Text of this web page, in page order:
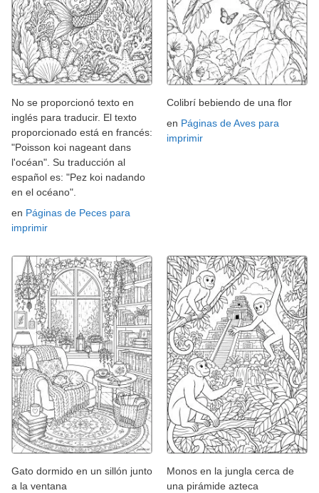
No se proporcionó texto en
inglés para traducir. El texto
proporcionado está en francés:
"Poisson koi nageant dans
l'océan". Su traducción al
español es: "Pez koi nadando
en el océano".
en Páginas de Peces para
imprimir
Colibrí bebiendo de una flor
en Páginas de Aves para
imprimir
Gato dormido en un sillón junto
a la ventana
Monos en la jungla cerca de
una pirámide azteca